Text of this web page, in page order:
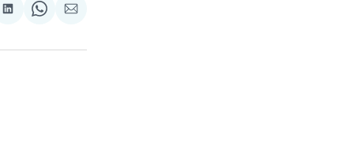
Partager
LinkedIn
Share
WhatsApp
Partager
Courriel